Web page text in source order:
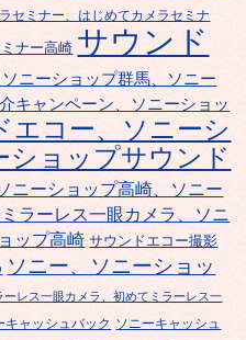
セミナー、はじめてカメラセミナ
ナー高崎 サウンド
ニーショップ群馬、ソニー
キャンペーン、ソニーショッ
エコー、ソニーシ
ショップサウンド
ニーショップ高崎、ソニー
ラーレス一眼カメラ、ソニ
ップ高崎 サウンドエコー撮影
ソニー、ソニーショッ
ーレス一眼カメラ、初めてミラーレス一
キャッシュバック ソニーキャッシュ